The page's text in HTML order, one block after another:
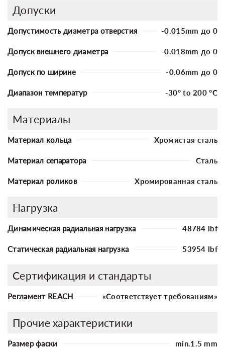
Допуски
Допустимость диаметра отверстия -0.015mm до 0
Допуск внешнего диаметра -0.018mm до 0
Допуск по ширине -0.06mm до 0
Диапазон температур -30° to 200 °C
Материалы
Материал кольца Хромистая сталь
Материал сепаратора Сталь
Материал роликов Хромированная сталь
Нагрузка
Динамическая радиальная нагрузка 48784 lbf
Статическая радиальная нагрузка 53954 lbf
Сертификация и стандарты
Регламент REACH «Соответствует требованиям»
Прочие характеристики
Размер фаски min.1.5 mm